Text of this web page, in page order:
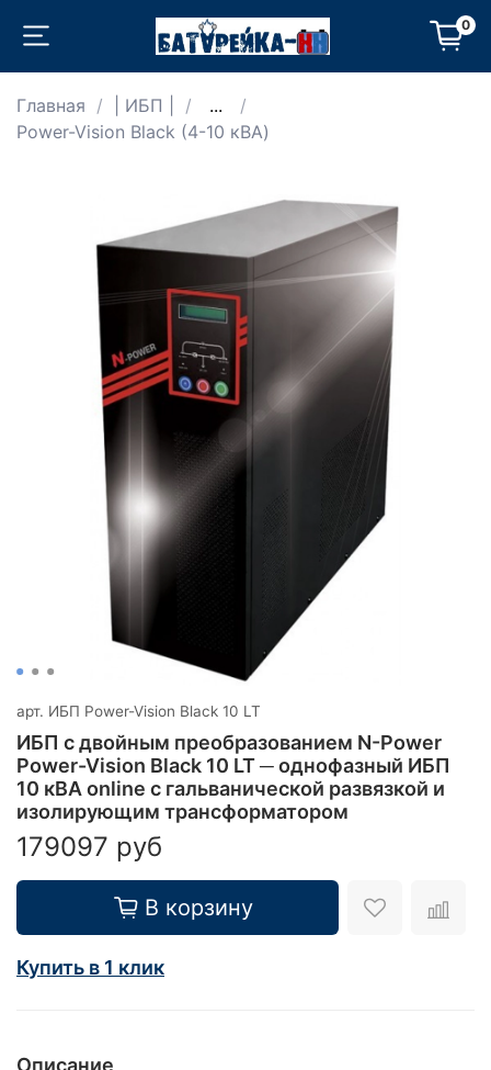
0
Главная | ИБП |
...
Power-Vision Black (4-10 кВА)
арт. ИБП Power-Vision Black 10 LT
ИБП с двойным преобразованием N-Power
Power-Vision Black 10 LT ─ однофазный ИБП
10 кВА online с гальванической развязкой и
изолирующим трансформатором
179097 руб
В корзину
Купить в 1 клик
Описание